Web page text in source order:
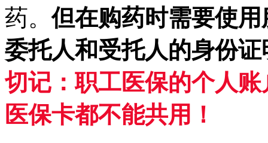
药。但在购药时需要使
委托人和受托人的身份证
切记：职工医保的个人
医保卡都不能共用！